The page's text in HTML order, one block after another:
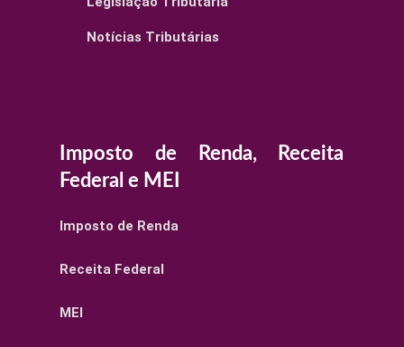
Notícias Tributárias
Imposto de Renda, Receita
Federal e MEI
Imposto de Renda
Receita Federal
MEI